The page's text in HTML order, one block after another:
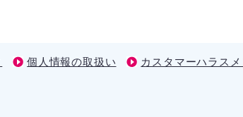
個人情報の取扱い カスタマーハラス